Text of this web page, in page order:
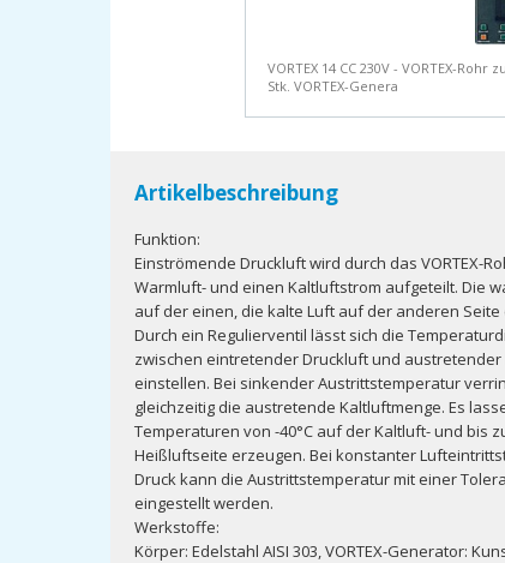
VORTEX 14 CC 230V - VORTEX-
Stk. VORTEX-Genera
Artikelbeschreibung
Funktion:
Einströmende Druckluft wird durch das VORTEX-
Warmluft- und einen Kaltluftstrom aufgeteilt. Die
auf der einen, die kalte Luft auf der anderen Seite
Durch ein Regulierventil lässt sich die
zwischen eintretender Druckluft und
einstellen. Bei sinkender Austrittstemperatur
gleichzeitig die austretende Kaltluftmenge. Es
Temperaturen von -40°C auf der Kaltluft- und bis
Heißluftseite erzeugen. Bei konstanter
Druck kann die Austrittstemperatur mit einer
eingestellt werden.
Werkstoffe:
Körper: Edelstahl AISI 303, VORTEX-Generator: